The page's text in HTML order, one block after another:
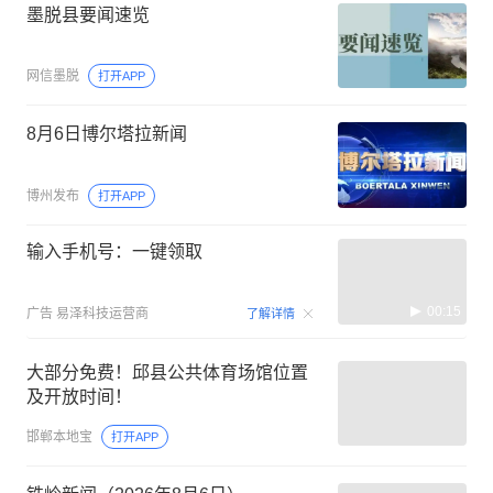
墨脱县要闻速览
网信墨脱 打开APP
8月6日博尔塔拉新闻
博州发布 打开APP
输入手机号：一键领取
广告 易泽科技运营商 了解详情 00:15
大部分免费！邱县公共体育场馆位置
及开放时间！
邯郸本地宝 打开APP